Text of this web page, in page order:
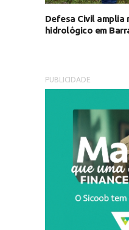
Defesa Civil
hidrológico em
PUBLICIDADE